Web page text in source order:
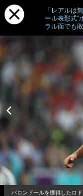
「レアルは
ール表彰式“
ラル面でも敗
バロンドールを獲得したロ